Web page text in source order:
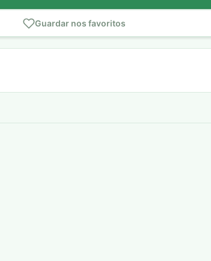
Guardar nos favoritos